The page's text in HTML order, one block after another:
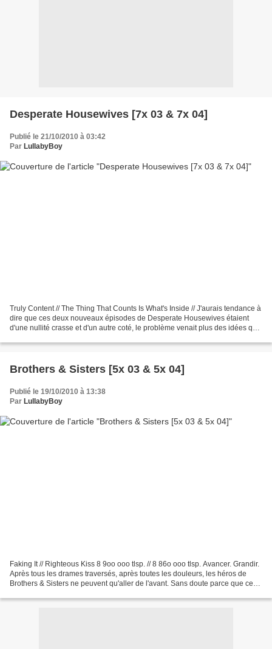
Desperate Housewives [7x 03 & 7x 04]
Publié le 21/10/2010 à 03:42
Par LullabyBoy
Truly Content // The Thing That Counts Is What's Inside // J'aurais tendance à
dire que ces deux nouveaux épisodes de Desperate Housewives étaient
d'une nullité crasse et d'un autre coté, le problème venait plus des idées que
Brothers & Sisters [5x 03 & 5x 04]
Publié le 19/10/2010 à 13:38
Par LullabyBoy
Faking It // Righteous Kiss 8 9oo ooo tlsp. // 8 86o ooo tlsp. Avancer. Grandir.
Après tous les drames traversés, après toutes les douleurs, les héros de
Brothers & Sisters ne peuvent qu'aller de l'avant. Sans doute parce que ce